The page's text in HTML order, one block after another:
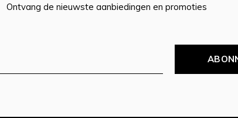
Ontvang de nieuwste aanbiedingen en promoties